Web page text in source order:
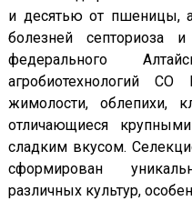
и десятью от пшеницы,
болезней септориоза
федерального
агробиотехнологий
жимолости, облепихи,
отличающиеся
сладким вкусом.
сформирован
различных культур,